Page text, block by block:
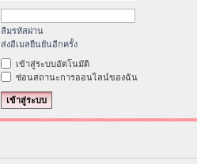
ลืมรหัสผ่าน
ส่งอีเมลยืนยันอีกครั้ง
เข้าสู่ระบบอัตโนมัติ
ซ่อนสถานะการออนไลน์ของฉัน